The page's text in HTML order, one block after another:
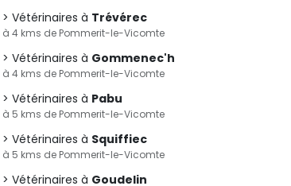
Vétérinaires à Trévérec
à 4 kms de Pommerit-le-Vicomte
Vétérinaires à Gommenec'h
à 4 kms de Pommerit-le-Vicomte
Vétérinaires à Pabu
à 5 kms de Pommerit-le-Vicomte
Vétérinaires à Squiffiec
à 5 kms de Pommerit-le-Vicomte
Vétérinaires à Goudelin